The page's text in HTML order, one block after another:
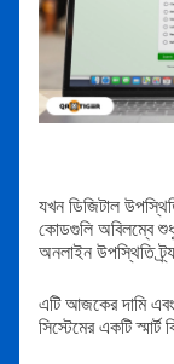
যখন ডিজিটাল
কোডগুলি অবিলম্বে
অনলাইন উপস্থিতি
এটি আজকের দামি
সিস্টেমের একটি স্মার্ট